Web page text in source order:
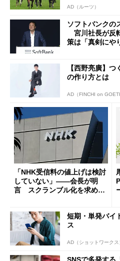
AD（ルーツ）
ソフトバンクの
宮川社長が反
策は「真剣にや
【西野亮廣】
の作り方とは
AD（FINCHI on
「NHK受信料の値上げは検討
していない」――会長が明
言 スクランブル化を求める
短期・単発バイ
ス
AD（ショットワークス